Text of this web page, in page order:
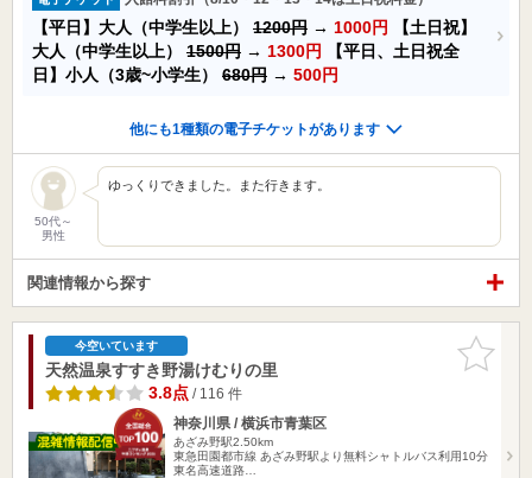
【平日】大人（中学生以上） 1200円 → 1000円
【土日祝】
大人（中学生以上） 1500円 → 1300円
【平日、土日祝全
日】小人（3歳~小学生） 680円 → 500円
他にも1種類の電子チケットがあります
50代～
男性
ゆっくりできました。また行きます。
関連情報から探す
お気に入
りに追加
今空いています
天然温泉すすき野湯けむりの里
3.8点/ 116 件
神奈川県 / 横浜市青葉区
あざみ野駅2.50km
東急田園都市線 あざみ野駅より無料シャトルバス利用10分
東名高速道路…